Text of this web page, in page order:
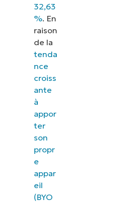
gestion
des
est-elle
32,63
%. En
raison
de la
tenda
nce
croiss
ante
à
appor
ter
son
propr
e
appar
eil
(BYO